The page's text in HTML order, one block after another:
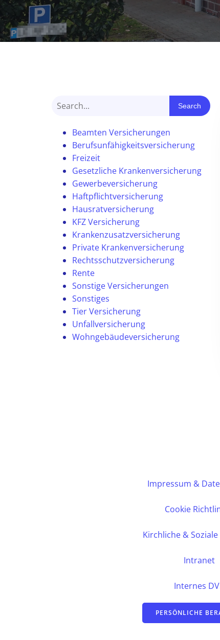
Search
Beamten Versicherungen
Berufsunfähigkeitsversicherung
Freizeit
Gesetzliche Krankenversicherung
Gewerbeversicherung
Haftpflichtversicherung
Hausratversicherung
KFZ Versicherung
Krankenzusatzversicherung
Private Krankenversicherung
Rechtsschutzversicherung
Rente
Sonstige Versicherungen
Sonstiges
Tier Versicherung
Unfallversicherung
Wohngebäudeversicherung
Impressum &
Cookie
Kirchliche &
Intranet
Internes
PERSÖNLICHE